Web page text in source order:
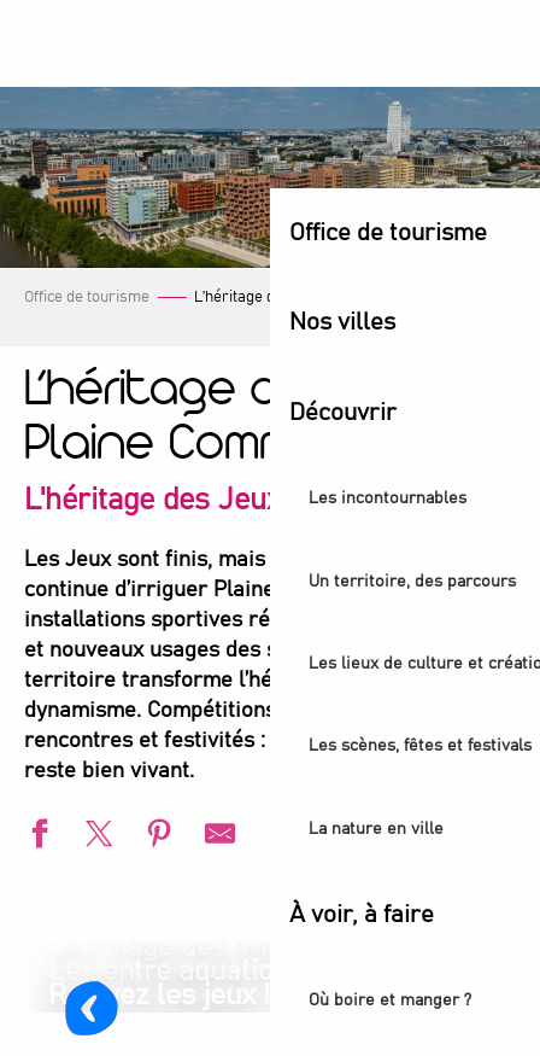
principal
Office de tourisme
Nos villes
Découvrir
Les incontournables
Un territoire, des parcours
Les lieux de culture et
Les scènes, fêtes et festivals
La nature en ville
À voir, à faire
Où boire et manger ?
Office de tourisme L’héritage des Jeux à Plaine Commune
L’héritage des Jeux à
Plaine Commune
L'héritage des Jeux en action
Les Jeux sont finis, mais l’énergie olympique
continue d’irriguer Plaine Commune. Entre
installations sportives réinvesties, événements,
et nouveaux usages des sites emblématiques, le
territoire transforme l’héritage en moteur de
dynamisme. Compétitions, pratiques libres,
rencontres et festivités : ici, l’esprit des Jeux
reste bien vivant.
Revivez les jeux !